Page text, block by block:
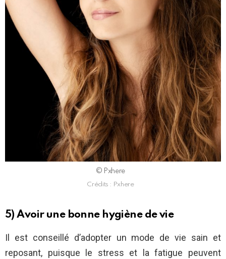
© Pxhere
Crédits : Pxhere
5) Avoir une bonne hygiène de vie
Il est conseillé d’adopter un mode de vie sain et
reposant, puisque le stress et la fatigue peuvent